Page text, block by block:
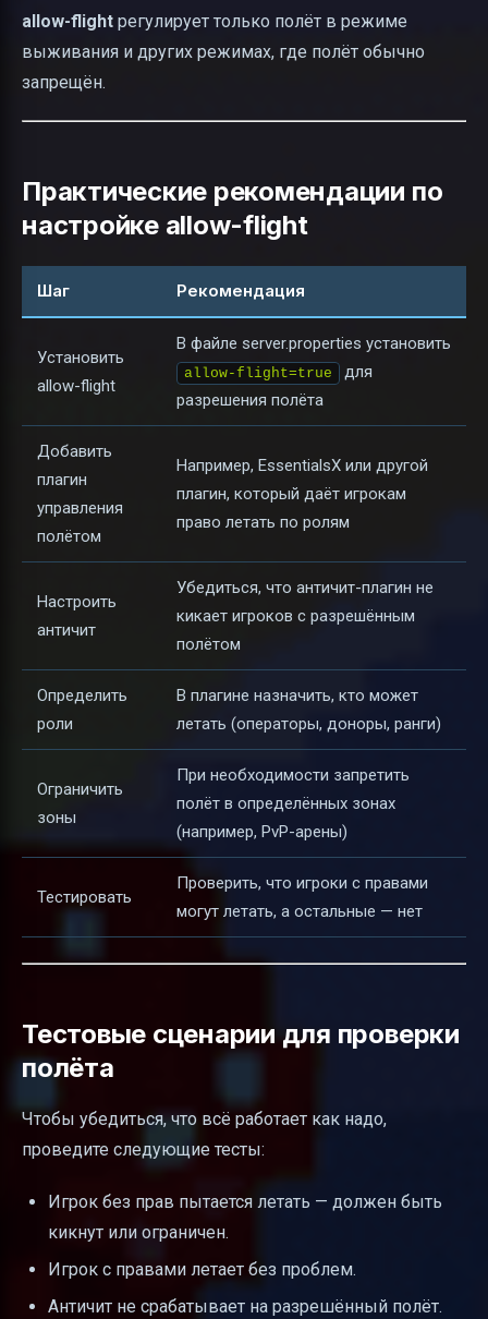
allow-flight регулирует только полёт в режиме
выживания и других режимах, где полёт обычно
запрещён.
Практические рекомендации по
настройке allow-flight
Шаг Рекомендация
Установить
allow-flight
В файле server.properties установить
allow-flight=true
для
разрешения полёта
Добавить
плагин
управления
полётом
Например, EssentialsX или другой
плагин, который даёт игрокам
право летать по ролям
Настроить
античит
Убедиться, что античит-плагин не
кикает игроков с разрешённым
полётом
Определить
роли
В плагине назначить, кто может
летать (операторы, доноры, ранги)
Ограничить
зоны
При необходимости запретить
полёт в определённых зонах
(например, PvP-арены)
Тестировать
Проверить, что игроки с правами
могут летать, а остальные — нет
Тестовые сценарии для проверки
полёта
Чтобы убедиться, что всё работает как надо,
проведите следующие тесты:
Игрок без прав пытается летать — должен быть
кикнут или ограничен.
Игрок с правами летает без проблем.
Античит не срабатывает на разрешённый полёт.